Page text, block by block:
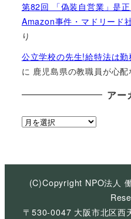
第82回 「偽装自営業」是
Amazon事件・マドリード
り
公立学校の先生!給特法は
に 鹿児島県の教職員が心配
アー
ア
イ
(C)Copyright NPO法人
〒530-0047 大阪市北区西